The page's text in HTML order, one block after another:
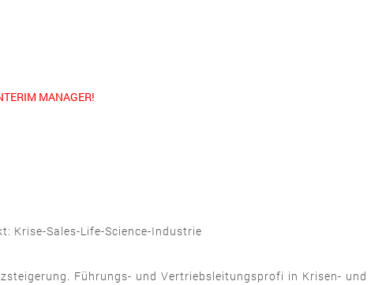
MANAGER!
Krise-Sales-Life-Science-Industrie
Führungs- und Vertriebsleitungsprofi in Krisen-